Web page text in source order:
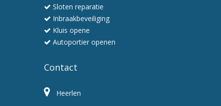
Sloten reparatie
Inbraakbeveiliging
Kluis opene
Autoportier openen
Contact
Heerlen